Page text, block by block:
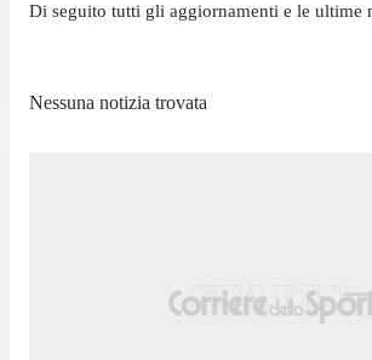
Di seguito tutti gli aggiornamenti e le ultime
Nessuna notizia trovata